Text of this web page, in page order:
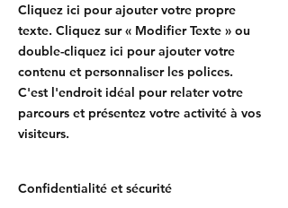
Cliquez ici pour ajouter votre propre
texte. Cliquez sur « Modifier Texte » ou
double-cliquez ici pour ajouter votre
contenu et personnaliser les polices.
C'est l'endroit idéal pour relater votre
parcours et présentez votre activité à vos
visiteurs.
Confidentialité et sécurité